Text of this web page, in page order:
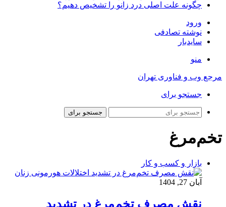
چگونه علت اصلی درد زانو را تشخیص دهیم؟
ورود
نوشته تصادفی
سایدبار
منو
مرجع وب و فناوری تهران
جستجو برای
جستجو برای
تخم‌مرغ
بازار و کسب و کار
آبان 27, 1404
نقش مصرف تخم‌مرغ در تشدید